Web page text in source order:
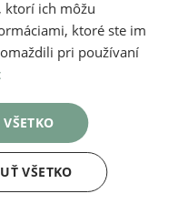
ktorí ich môžu
ktoré ste im
pri používaní
VŠETKO